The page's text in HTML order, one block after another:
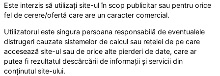
Este interzis să utilizați site-ul în scop publicitar sau pentru orice
fel de cerere/ofertă care are un caracter comercial.
Utilizatorul este singura persoana responsabilă de eventualele
distrugeri cauzate sistemelor de calcul sau rețelei de pe care
accesează site-ul sau de orice alte pierderi de date, care ar
putea fi rezultatul descărcării de informații și servicii din
conținutul site-ului.